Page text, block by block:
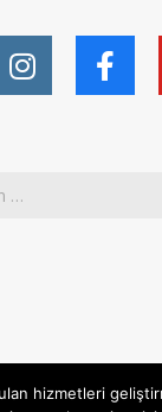
Politikası
hizmetleri